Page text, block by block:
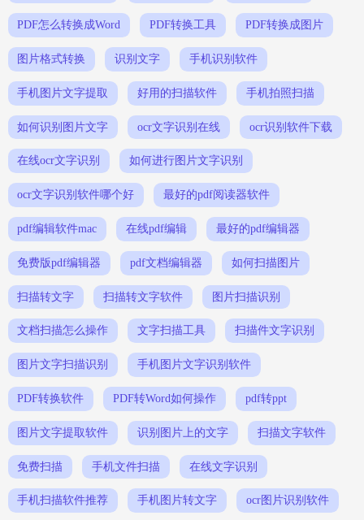
PDF怎么转换成Word PDF转换工具 PDF转换成图片
图片格式转换 识别文字 手机识别软件
手机图片文字提取 好用的扫描软件 手机拍照扫描
如何识别图片文字 ocr文字识别在线 ocr识别软件下载
在线ocr文字识别 如何进行图片文字识别
ocr文字识别软件哪个好 最好的pdf阅读器软件
pdf编辑软件mac 在线pdf编辑 最好的pdf编辑器
免费版pdf编辑器 pdf文档编辑器 如何扫描图片
扫描转文字 扫描转文字软件 图片扫描识别
文档扫描怎么操作 文字扫描工具 扫描件文字识别
图片文字扫描识别 手机图片文字识别软件
PDF转换软件 PDF转Word如何操作 pdf转ppt
图片文字提取软件 识别图片上的文字 扫描文字软件
免费扫描 手机文件扫描 在线文字识别
手机扫描软件推荐 手机图片转文字 ocr图片识别软件